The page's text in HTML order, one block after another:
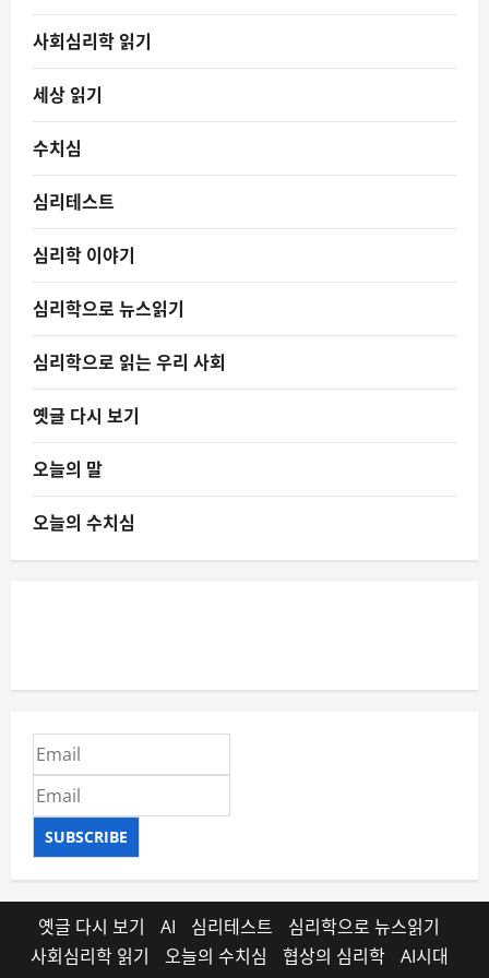
사회심리학 읽기
세상 읽기
수치심
심리테스트
심리학 이야기
심리학으로 뉴스읽기
심리학으로 읽는 우리 사회
옛글 다시 보기
오늘의 말
오늘의 수치심
SUBSCRIBE
옛글 다시 보기 AI 심리테스트
심리학으로 뉴스읽기
사회심리학 읽기
오늘의 수치심 협상의 심리학 AI시대